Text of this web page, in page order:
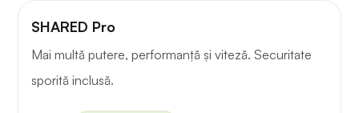
SHARED Pro
Mai multă putere, performanță și viteză. Securitate
sporită inclusă.